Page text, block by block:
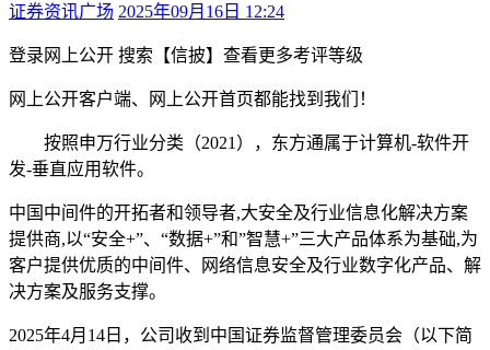
证券资讯广场 2025年09月16日 12:24
登录 网上公开 搜索【信披】查看更多考评等级
网上公开客户端、 网上公开首页都能找到我们！
按照申万行业分类（2021），东方通属于计算机-软件开
发-垂直应用软件。
中国中间件的开拓者和领导者,大安全及行业信息化解决方案
提供商,以“安全+”、“数据+”和”智慧+”三大产品体系为基础,为
客户提供优质的中间件、网络信息安全及行业数字化产品、解
决方案及服务支撑。
2025年4月14日，公司收到中国证券监督管理委员会（以下简